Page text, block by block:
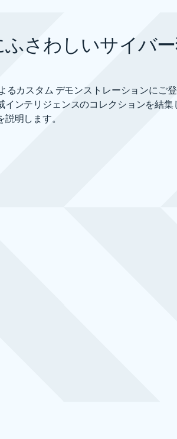
さわしいサイバ
るカスタム デモンストレーションにご
インテリジェンスのコレクションを結集
明します。